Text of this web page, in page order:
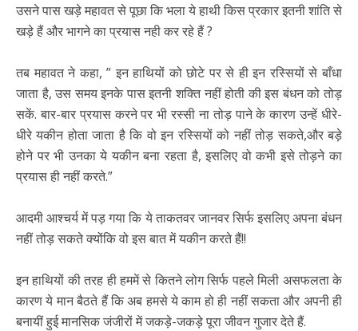
उसने पास खड़े महावत से पूछा कि भला ये हाथी किस प्रकार इतनी शांति से
खड़े हैं और भागने का प्रयास नही कर रहे हैं ?
तब महावत ने कहा, ” इन हाथियों को छोटे पर से ही इन रस्सियों से बाँधा
जाता है, उस समय इनके पास इतनी शक्ति नहीं होती की इस बंधन को तोड़
सकें. बार-बार प्रयास करने पर भी रस्सी ना तोड़ पाने के कारण उन्हें धीरे-
धीरे यकीन होता जाता है कि वो इन रस्सियों को नहीं तोड़ सकते,और बड़े
होने पर भी उनका ये यकीन बना रहता है, इसलिए वो कभी इसे तोड़ने का
प्रयास ही नहीं करते.”
आदमी आश्चर्य में पड़ गया कि ये ताकतवर जानवर सिर्फ इसलिए अपना बंधन
नहीं तोड़ सकते क्योंकि वो इस बात में यकीन करते हैं!!
इन हाथियों की तरह ही हममें से कितने लोग सिर्फ पहले मिली असफलता के
कारण ये मान बैठते हैं कि अब हमसे ये काम हो ही नहीं सकता और अपनी ही
बनायीं हुई मानसिक जंजीरों में जकड़े-जकड़े पूरा जीवन गुजार देते हैं.